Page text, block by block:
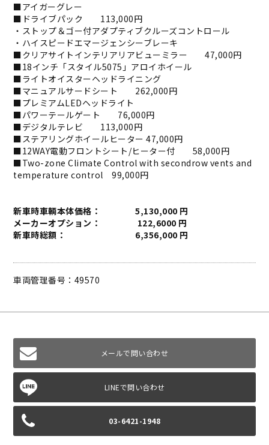
■アイガーグレー
■ドライブパック 113,000円
・ストップ＆ゴー付アダプティブクルーズコントロール
・ハイスピードエマージェンシーブレーキ
■クリアサイトインテリアリアビューミラー 47,000円
■18インチ「スタイル5075」アロイホイール
■ライトオイスターヘッドライニング
■マニュアルサードシート 262,000円
■プレミアムLEDヘッドライト
■パワーテールゲート 76,000円
■デジタルテレビ 113,000円
■ステアリングホイールヒーター 47,000円
■12WAY電動フロントシート/ヒーター付 58,000円
■Two-zone Climate Control with secondrow vents and
temperature control 99,000円
新車時車輌本体価格： 5,130,000 円
メーカーオプション： 122,6000 円
新車時総額： 6,356,000 円
車両管理番号：49570
メールで問い合わせ
03-6421-1948